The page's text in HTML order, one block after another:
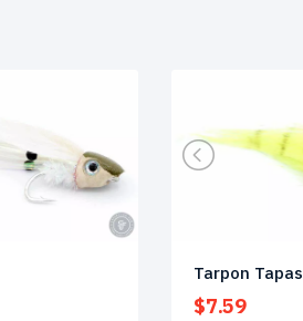
Tarpon Tapas
$7.59